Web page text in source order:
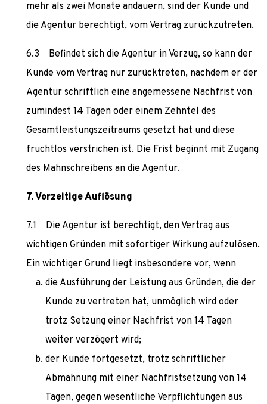
mehr als zwei Monate andauern, sind der Kunde und
die Agentur berechtigt, vom Vertrag zurückzutreten.
Befindet sich die Agentur in Verzug, so kann der
Kunde vom Vertrag nur zurücktreten, nachdem er der
Agentur schriftlich eine angemessene Nachfrist von
zumindest 14 Tagen oder einem Zehntel des
Gesamtleistungszeitraums gesetzt hat und diese
fruchtlos verstrichen ist. Die Frist beginnt mit Zugang
des Mahnschreibens an die Agentur.
Vorzeitige Auflösung
Die Agentur ist berechtigt, den Vertrag aus
wichtigen Gründen mit sofortiger Wirkung aufzulösen.
Ein wichtiger Grund liegt insbesondere vor, wenn
die Ausführung der Leistung aus Gründen, die der
Kunde zu vertreten hat, unmöglich wird oder
trotz Setzung einer Nachfrist von 14 Tagen
weiter verzögert wird;
der Kunde fortgesetzt, trotz schriftlicher
Abmahnung mit einer Nachfristsetzung von 14
Tagen, gegen wesentliche Verpflichtungen aus